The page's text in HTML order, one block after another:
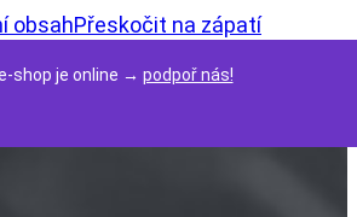
obsahPřeskočit na zápatí
shop je online → podpoř nás!